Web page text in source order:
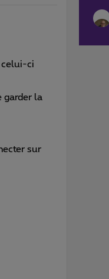
celui-ci
garder la
sur